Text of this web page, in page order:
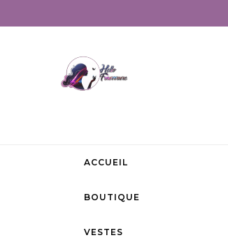
ACCUEIL
BOUTIQUE
VESTES